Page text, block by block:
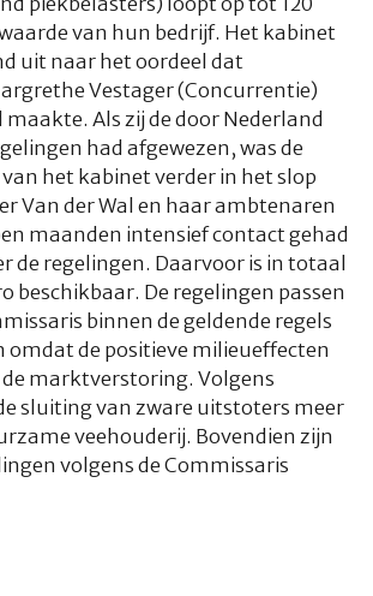
van hun bedrijf. Het kabinet
uit naar het oordeel dat
Vestager (Concurrentie)
Als zij de door Nederland
had afgewezen, was de
het kabinet verder in het slop
Van der Wal en haar ambtenaren
maanden intensief contact gehad
de regelingen. Daarvoor is in totaal
beschikbaar. De regelingen passen
binnen de geldende regels
de positieve milieueffecten
marktverstoring. Volgens
sluiting van zware uitstoters meer
veehouderij. Bovendien zijn
volgens de Commissaris